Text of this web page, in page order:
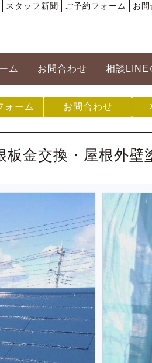
スタッフ新聞 ご予約フォーム お
ム お問合わせ 相談LINE
ォーム お問合わせ
金交換・屋根外壁